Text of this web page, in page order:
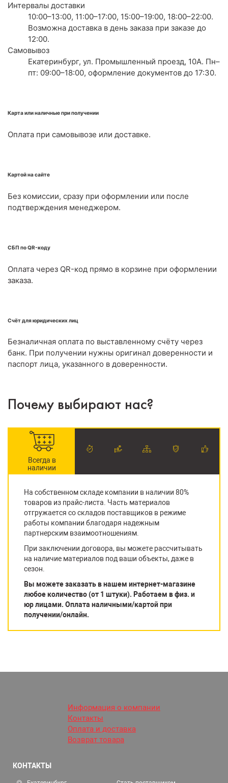
Интервалы доставки
10:00–13:00, 11:00–17:00, 15:00–19:00, 18:00–22:00.
Возможна доставка в день заказа при заказе до
12:00.
Самовывоз
Екатеринбург, ул. Промышленный проезд, 10А. Пн–
пт: 09:00–18:00, оформление документов до 17:30.
Карта или наличные при получении
Оплата при самовывозе или доставке.
Картой на сайте
Без комиссии, сразу при оформлении или после
подтверждения менеджером.
СБП по QR-коду
Оплата через QR-код прямо в корзине при оформлении
заказа.
Счёт для юридических лиц
Безналичная оплата по выставленному счёту через
банк. При получении нужны оригинал доверенности и
паспорт лица, указанного в доверенности.
Почему выбирают нас?
Всегда в
наличии
На собственном складе компании в наличии 80%
товаров из прайс-листа. Часть материалов
отгружается со складов поставщиков в режиме
работы компании благодаря надежным
партнерским взаимоотношениям.
При заключении договора, вы можете рассчитывать
на наличие материалов под ваши объекты, даже в
сезон.
Вы можете заказать в нашем интернет-магазине
любое количество (от 1 штуки). Работаем в физ. и
юр лицами. Оплата наличными/картой при
получении/онлайн.
Информация о компании
Контакты
Оплата и доставка
Возврат товара
КОНТАКТЫ